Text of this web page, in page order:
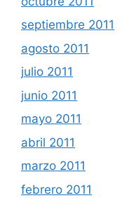
septiembre 2011
agosto 2011
julio 2011
junio 2011
mayo 2011
abril 2011
marzo 2011
febrero 2011